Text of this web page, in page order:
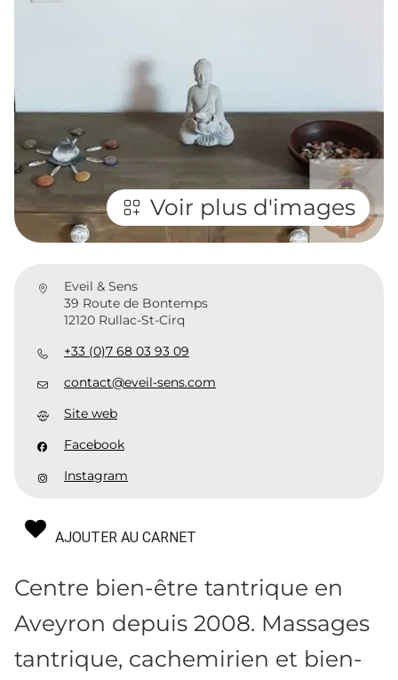
Voir plus d'images
Eveil & Sens
39 Route de Bontemps
12120 Rullac-St-Cirq
+33 (0)7 68 03 93 09
contact@eveil-sens.com
Site web
Facebook
Instagram
AJOUTER AU CARNET
Centre bien-être tantrique en
Aveyron depuis 2008. Massages
tantrique, cachemirien et bien-